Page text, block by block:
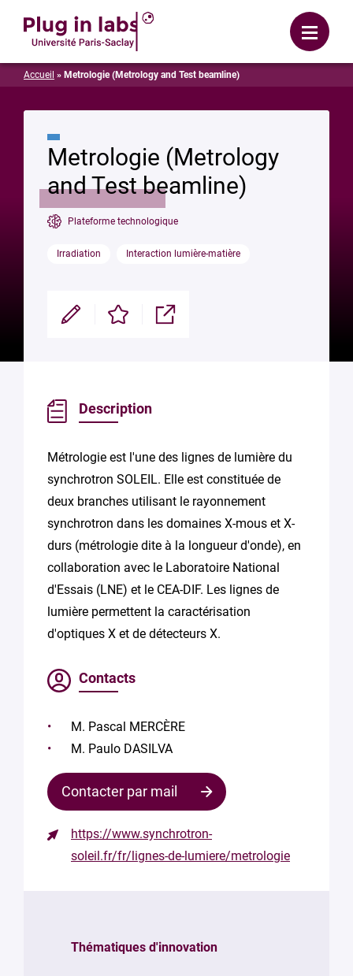
Menu
Accueil » Metrologie (Metrology and Test beamline)
Metrologie (Metrology
and Test beamline)
Plateforme technologique
Irradiation Interaction lumière-matière
Modifier Enregistrer Partager
Description
Métrologie est l'une des lignes de lumière du
synchrotron SOLEIL. Elle est constituée de
deux branches utilisant le rayonnement
synchrotron dans les domaines X-mous et X-
durs (métrologie dite à la longueur d'onde), en
collaboration avec le Laboratoire National
d'Essais (LNE) et le CEA-DIF. Les lignes de
lumière permettent la caractérisation
d'optiques X et de détecteurs X.
Contacts
M. Pascal MERCÈRE
M. Paulo DASILVA
Contacter par mail
Contacter
mail
https://www.synchrotron-
soleil.fr/fr/lignes-de-lumiere/metrologie
Thématiques d'innovation